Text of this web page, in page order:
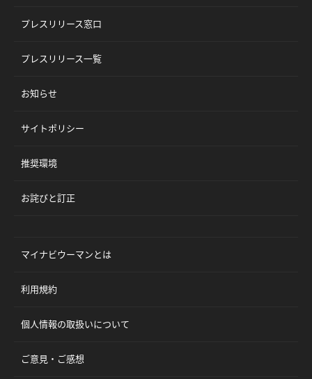
プレスリリース窓口
プレスリリース一覧
お知らせ
サイトポリシー
推奨環境
お詫びと訂正
マイナビウーマンとは
利用規約
個人情報の取扱いについて
ご意見・ご感想